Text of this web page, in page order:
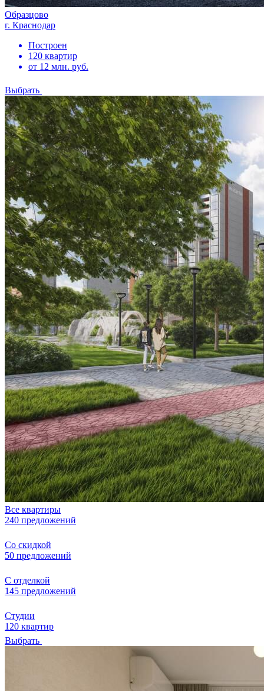
Образцово
г. Краснодар
Построен
120 квартир
от 12 млн. руб.
Выбрать
Все квартиры
240 предложений
Со скидкой
50 предложений
С отделкой
145 предложений
Студии
120 квартир
Выбрать